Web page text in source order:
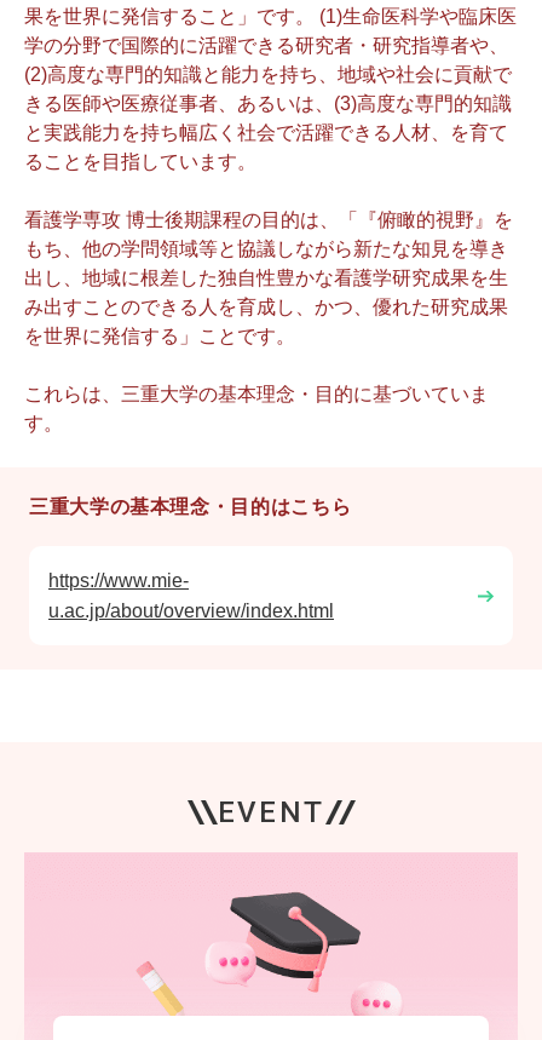
果を世界に発信すること」です。 (1)生命医科学や臨床医
学の分野で国際的に活躍できる研究者・研究指導者や、
(2)高度な専門的知識と能力を持ち、地域や社会に貢献で
きる医師や医療従事者、あるいは、(3)高度な専門的知識
と実践能力を持ち幅広く社会で活躍できる人材、を育て
ることを目指しています。
看護学専攻 博士後期課程の目的は、「『俯瞰的視野』を
もち、他の学問領域等と協議しながら新たな知見を導き
出し、地域に根差した独自性豊かな看護学研究成果を生
み出すことのできる人を育成し、かつ、優れた研究成果
を世界に発信する」ことです。
これらは、三重大学の基本理念・目的に基づいていま
す。
三重大学の基本理念・目的はこちら
https://www.mie-
u.ac.jp/about/overview/index.html
EVENT